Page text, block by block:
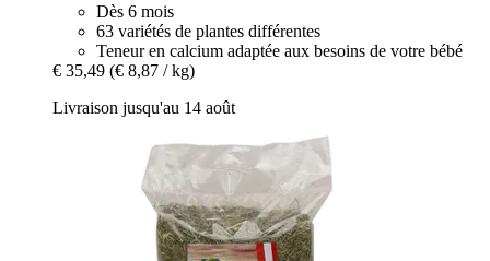
Dès 6 mois
63 variétés de plantes différentes
Teneur en calcium adaptée aux besoins de votre bébé
€ 35,49 (€ 8,87 / kg)
Livraison jusqu'au 14 août